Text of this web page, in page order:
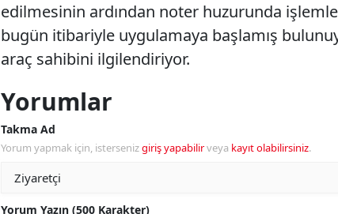
edilmesinin ardından noter huzurunda
bugün itibariyle uygulamaya başlamış
araç sahibini ilgilendiriyor.
Yorumlar
Takma Ad
Yorum yapmak için, istersenizgiriş yapabilirveya kayıt olabilirsiniz.
Yorum Yazın (500 Karakter)